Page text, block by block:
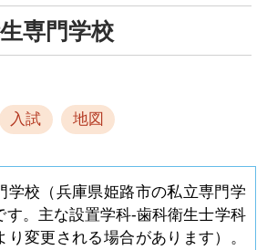
専門学校
入試 地図
学校（兵庫県姫路市の私立専門学
す。主な設置学科-歯科衛生士学科
り変更される場合があります）。